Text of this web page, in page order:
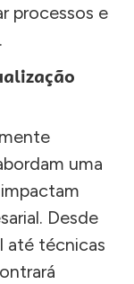
processos e
uma
Desde
até técnicas